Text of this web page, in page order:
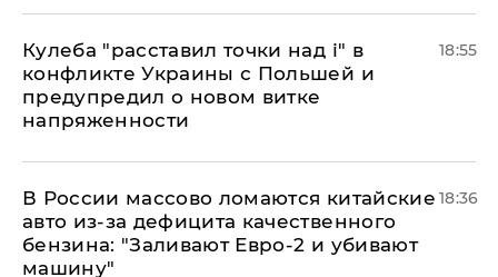
Кулеба "расставил точки над і" в
конфликте Украины с Польшей и
предупредил о новом витке
напряженности
18:55
В России массово ломаются китайские
авто из-за дефицита качественного
бензина: "Заливают Евро-2 и убивают
машину"
18:36